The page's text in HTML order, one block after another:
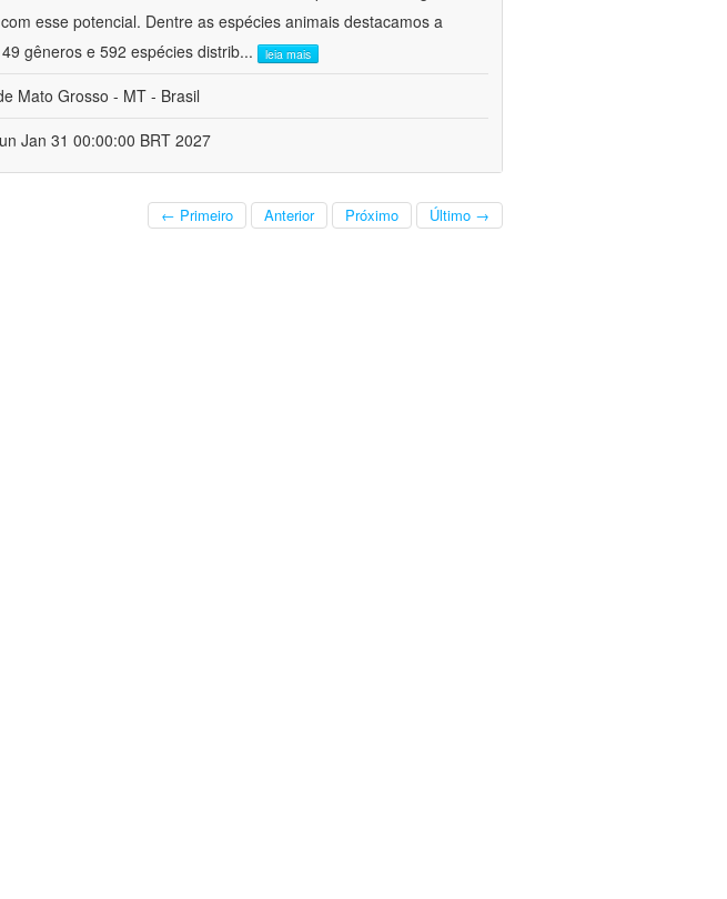
esse potencial. Dentre as espécies animais destacamos a
gêneros e 592 espécies distrib... leia mais
Mato Grosso - MT - Brasil
Jan 31 00:00:00 BRT 2027
← Primeiro Anterior Próximo Último →